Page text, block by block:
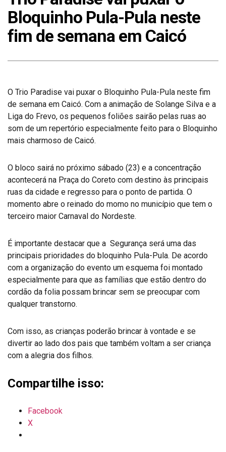
Bloquinho Pula-Pula neste
fim de semana em Caicó
O Trio Paradise vai puxar o Bloquinho Pula-Pula neste fim
de semana em Caicó. Com a animação de Solange Silva e a
Liga do Frevo, os pequenos foliões sairão pelas ruas ao
som de um repertório especialmente feito para o Bloquinho
mais charmoso de Caicó.
O bloco sairá no próximo sábado (23) e a concentração
acontecerá na Praça do Coreto com destino às principais
ruas da cidade e regresso para o ponto de partida. O
momento abre o reinado do momo no município que tem o
terceiro maior Carnaval do Nordeste.
É importante destacar que a Segurança será uma das
principais prioridades do bloquinho Pula-Pula. De acordo
com a organização do evento um esquema foi montado
especialmente para que as famílias que estão dentro do
cordão da folia possam brincar sem se preocupar com
qualquer transtorno.
Com isso, as crianças poderão brincar à vontade e se
divertir ao lado dos pais que também voltam a ser criança
com a alegria dos filhos.
Compartilhe isso:
Facebook
X